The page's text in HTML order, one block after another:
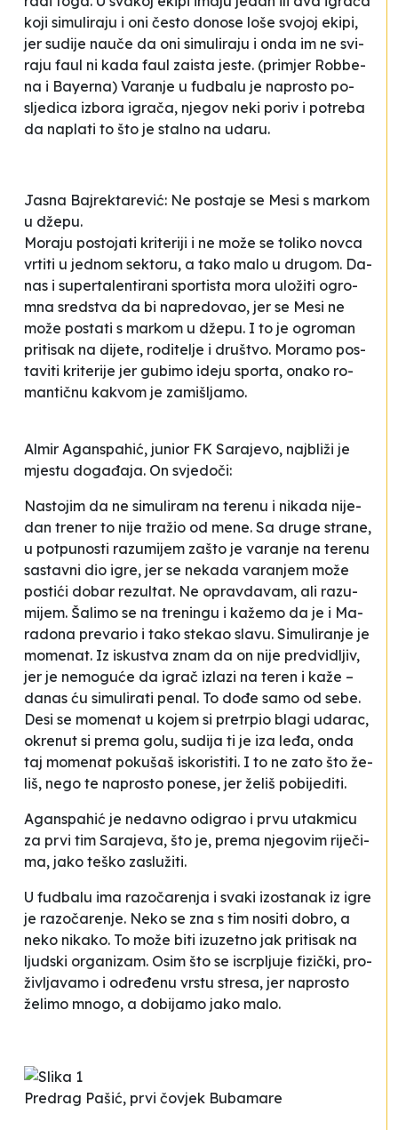
ko­ji si­mu­li­ra­ju i oni čes­to do­no­se lo­še svo­joj eki­pi,
jer su­di­je na­uče da oni si­mu­li­ra­ju i on­da im ne svi­
ra­ju fa­ul ni ka­da fa­ul za­is­ta jes­te. (pri­mjer Rob­be­
na i Bayer­na) Va­ra­nje u fu­dba­lu je na­pros­to po­
slje­di­ca izbo­ra igra­ča, nje­gov ne­ki po­riv i po­tre­ba
da na­pla­ti to što je stal­no na uda­ru.
Ja­sna Baj­re­kta­re­vić: Ne pos­ta­je se Me­si s mar­kom
u dže­pu.
Mo­ra­ju pos­to­ja­ti kri­te­ri­ji i ne mo­že se to­li­ko nov­ca
vrti­ti u je­dnom se­kto­ru, a ta­ko ma­lo u dru­gom. Da­
nas i su­per­ta­len­ti­ra­ni spor­tis­ta mo­ra ulo­ži­ti ogro­
mna sred­stva da bi na­pre­do­vao, jer se Me­si ne
mo­že pos­ta­ti s mar­kom u dže­pu. I to je ogro­man
pri­ti­sak na di­je­te, ro­di­te­lje i druš­tvo. Mo­ra­mo pos­
ta­vi­ti kri­te­ri­je jer gu­bi­mo ide­ju spor­ta, ona­ko ro­
man­ti­čnu ka­kvom je za­miš­lja­mo.
Al­mir Agan­spa­hić, ju­ni­or FK Sa­ra­je­vo, naj­bli­ži je
mjes­tu do­ga­đa­ja. On svje­do­či:
Nas­to­jim da ne si­mu­li­ram na te­re­nu i ni­ka­da ni­je­
dan tre­ner to ni­je tra­žio od me­ne. Sa dru­ge stra­ne,
u po­tpu­nos­ti ra­zu­mi­jem za­što je va­ra­nje na te­re­nu
sas­ta­vni dio igre, jer se ne­ka­da va­ra­njem mo­že
pos­ti­ći do­bar re­zul­tat. Ne oprav­da­vam, ali ra­zu­
mi­jem. Ša­li­mo se na tre­nin­gu i ka­že­mo da je i Ma­
ra­do­na pre­va­rio i ta­ko ste­kao sla­vu. Si­mu­li­ra­nje je
mo­me­nat. Iz is­kus­tva znam da on ni­je pre­dvi­dljiv,
jer je ne­mo­gu­će da igrač izla­zi na te­ren i ka­že –
da­nas ću si­mu­li­ra­ti pe­nal. To do­đe sa­mo od se­be.
De­si se mo­me­nat u ko­jem si pre­trpio bla­gi uda­rac,
okre­nut si pre­ma go­lu, su­di­ja ti je iza le­đa, on­da
taj mo­me­nat po­ku­šaš is­ko­ris­ti­ti. I to ne za­to što že­
liš, ne­go te na­pros­to po­ne­se, jer že­liš po­bi­je­di­ti.
Agan­spa­hić je ne­da­vno odi­grao i prvu uta­kmi­cu
za prvi tim Sa­ra­je­va, što je, pre­ma nje­go­vim ri­je­či­
ma, ja­ko te­ško za­slu­ži­ti.
U fu­dba­lu ima ra­zo­ča­re­nja i sva­ki izos­ta­nak iz igre
je ra­zo­ča­re­nje. Ne­ko se zna s tim no­si­ti do­bro, a
ne­ko ni­ka­ko. To mo­že bi­ti izu­ze­tno jak pri­ti­sak na
ljud­ski or­ga­ni­zam. Osim što se is­crplju­je fi­zi­čki, pro­
živ­lja­va­mo i odre­đe­nu vrstu stre­sa, jer na­pros­to
že­li­mo mno­go, a do­bi­ja­mo ja­ko ma­lo.
Predrag Pašić, prvi čovjek Bubamare